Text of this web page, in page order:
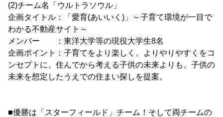
(2)チーム名「ウルトラソウル」
企画タイトル：「愛育(あいいく)」～子育て環境が一目で
わかる不動産サイト～
メンバー ：東洋大学等の現役大学生8名
企画ポイント：子育てをより楽しく、よりやりやすくをコ
ンセプトに、住んでから考える子供の未来よりも、子供の
未来を想定したうえでの住まい探しを提案。
■優勝は「スターフィールド」チーム！そして両チームの